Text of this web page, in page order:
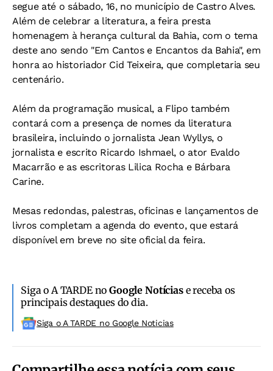
segue até o sábado, 16, no município de Castro Alves.
Além de celebrar a literatura, a feira presta
homenagem à herança cultural da Bahia, com o tema
deste ano sendo "Em Cantos e Encantos da Bahia", em
honra ao historiador Cid Teixeira, que completaria seu
centenário.
Além da programação musical, a Flipo também
contará com a presença de nomes da literatura
brasileira, incluindo o jornalista Jean Wyllys, o
jornalista e escrito Ricardo Ishmael, o ator Evaldo
Macarrão e as escritoras Lilica Rocha e Bárbara
Carine.
Mesas redondas, palestras, oficinas e lançamentos de
livros completam a agenda do evento, que estará
disponível em breve no site oficial da feira.
Siga o A TARDE noGoogle Notíciase receba os
principais destaques do dia.
Siga o A TARDE no Google Noticias